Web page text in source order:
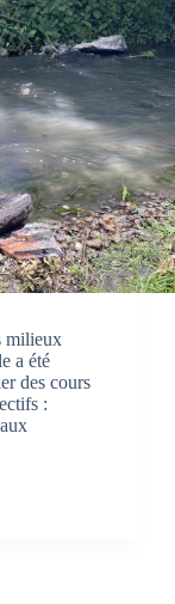
milieux
a été
des cours
: